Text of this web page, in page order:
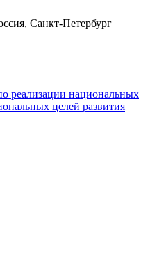
Санкт-Петербург
реализации национальных
целей развития